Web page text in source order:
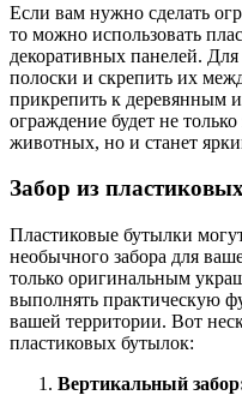
Если вам нужно сделать
то можно использовать
декоративных панелей.
полоски и скрепить их
прикрепить к деревянным
ограждение будет не
животных, но и станет
Забор из
Пластиковые бутылки
необычного забора для
только оригинальным
выполнять практическую
вашей территории. Вот
пластиковых бутылок:
Вертикальный